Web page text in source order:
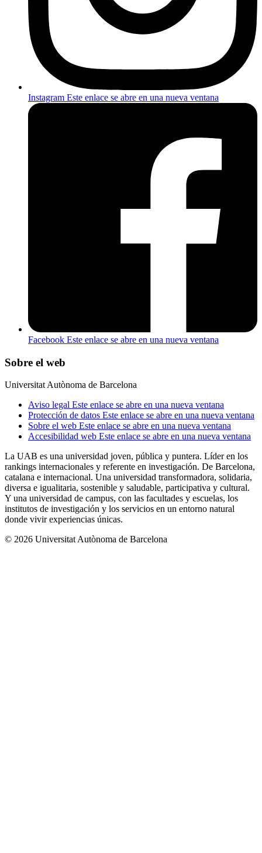
Instagram Este enlace se abre en una nueva ventana
Facebook Este enlace se abre en una nueva ventana
Sobre el web
Universitat Autònoma de Barcelona
Aviso legal Este enlace se abre en una nueva ventana
Protección de datos Este enlace se abre en una nueva ventana
Sobre el web Este enlace se abre en una nueva ventana
Accesibilidad web Este enlace se abre en una nueva ventana
La UAB es una universidad joven, pública y puntera. Líder en los
rankings internacionales y referente en investigación. De Barcelona,
catalana e internacional. Una universidad transformadora, solidaria,
diversa e igualitaria, sostenible y saludable, participativa y cultural.
Y una universidad de campus, con las facultades y escuelas, los
institutos de investigación y los servicios en un entorno natural
donde vivir experiencias únicas.
© 2026 Universitat Autònoma de Barcelona